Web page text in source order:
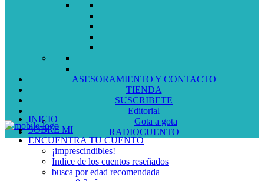
ASESORAMIENTO Y CONTACTO
TIENDA
SUSCRIBETE
Editorial
Gota a gota
RADIOCUENTO
INICIO
SOBRE MI
ENCUENTRA TU CUENTO
¡imprescindibles!
Índice de los cuentos reseñados
busca por edad recomendada